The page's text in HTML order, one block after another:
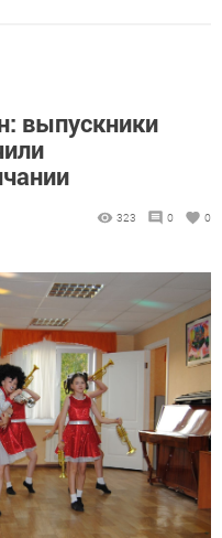
выпускники
323 0 0